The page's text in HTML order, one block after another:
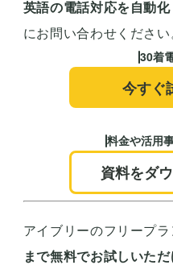
英語の電話対応を自動
にお問い合わせください
30着
今すぐ
料金や活用
資料をダ
アイブリーのフリープ
まで無料でお試しいただ